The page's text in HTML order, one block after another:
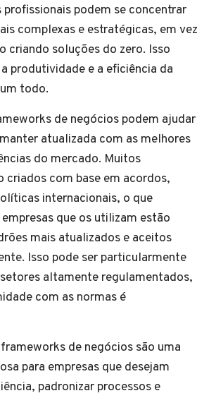
podem se concentrar
complexas e estratégicas, em vez
criando soluções do zero. Isso
produtividade e a eficiência da
todo.
de negócios podem ajudar
atualizada com as melhores
do mercado. Muitos
criados com base em acordos,
internacionais, o que
que os utilizam estão
mais atualizados e aceitos
Isso pode ser particularmente
altamente regulamentados,
com as normas é
de negócios são uma
para empresas que desejam
padronizar processos e